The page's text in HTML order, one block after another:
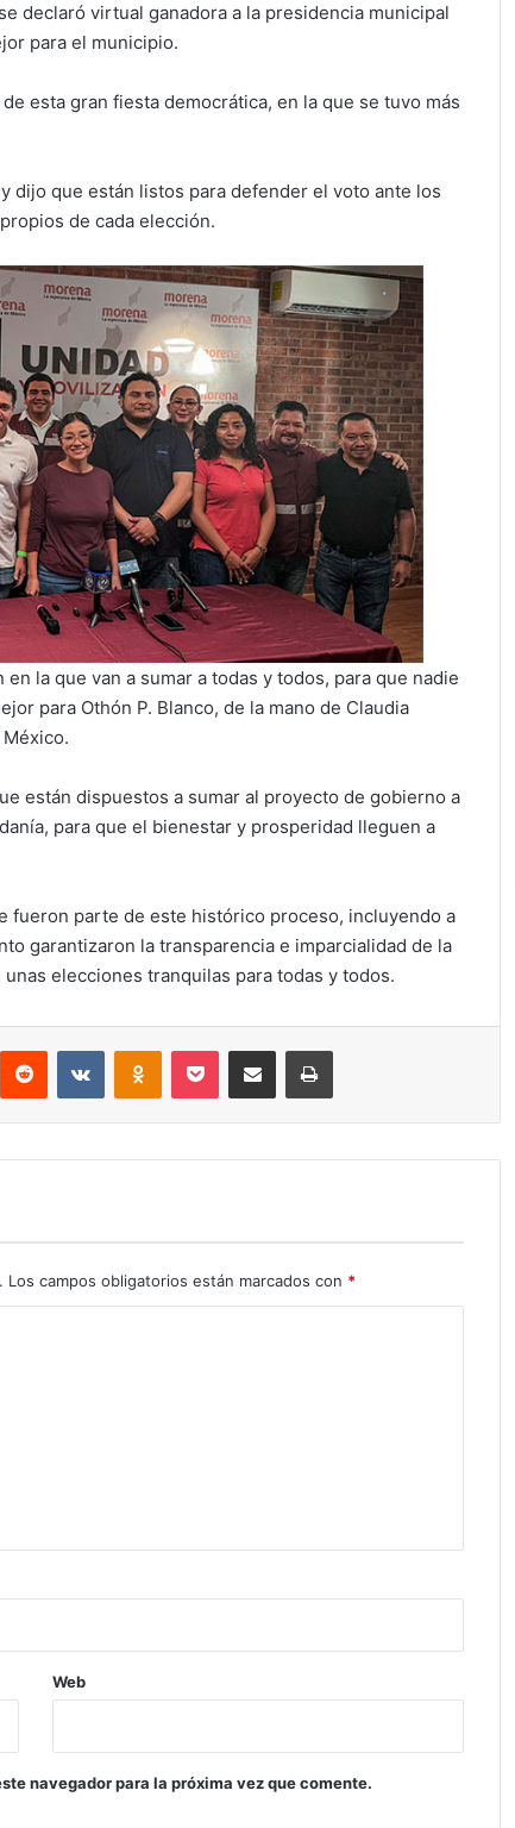
declaró virtual ganadora a la presidencia municipal
para el municipio.
esta gran fiesta democrática, en la que se tuvo más
dijo que están listos para defender el voto ante los
de cada elección.
la que van a sumar a todas y todos, para que nadie
para Othón P. Blanco, de la mano de Claudia
están dispuestos a sumar al proyecto de gobierno a
para que el bienestar y prosperidad lleguen a
fueron parte de este histórico proceso, incluyendo a
garantizaron la transparencia e imparcialidad de la
elecciones tranquilas para todas y todos.
Reddit VKontakteOdnoklassniki
Pocket Compartir por correo electrónicoImprimir
Los campos obligatorios están marcados con *
Web
navegador para la próxima vez que comente.